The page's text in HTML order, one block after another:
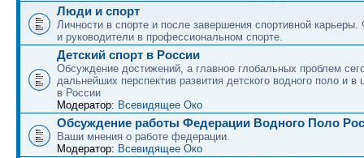
Люди и спорт
Личности в спорте и после завершения спортивной карьеры.
и руководители в профессиональном спорте.
Детский спорт в России
Обсуждение достижений, а главное глобальных проблем
дальнейших перспектив развития детского водного поло и в
в России
Модератор: Всевидящее Око
Обсуждение работы Федерации Водного Поло
Ваши мнения о работе федерации.
Модератор: Всевидящее Око